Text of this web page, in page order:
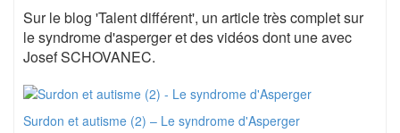
Sur le blog 'Talent différent', un article très complet sur
le syndrome d'asperger et des vidéos dont une avec
Josef SCHOVANEC.
Surdon et autisme (2) – Le syndrome d'Asperger